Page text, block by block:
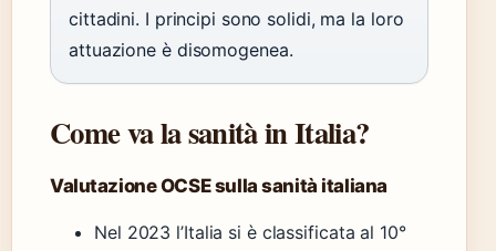
cittadini. I principi sono solidi, ma la loro
attuazione è disomogenea.
Come va la sanità in Italia?
Valutazione OCSE sulla sanità italiana
Nel 2023 l’Italia si è classificata al 10°